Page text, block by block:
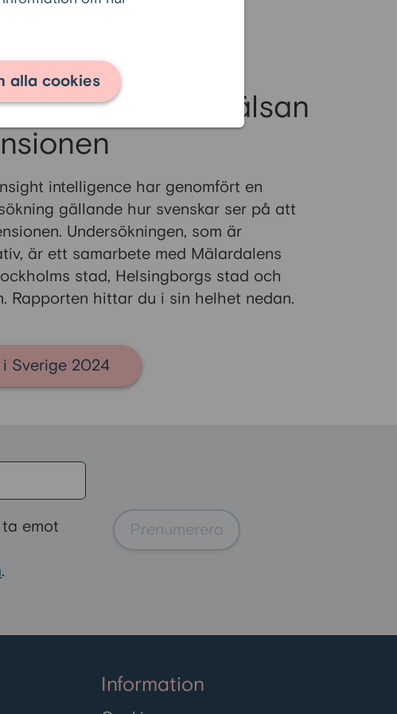
alla cookies
renoveringen. Som pensionär
äldrevården, hälsan
intelligence har genomfört en
gällande hur svenskar ser på att
Undersökningen, som är
är ett samarbete med Mälardalens
stad, Helsingborgs stad och
Rapporten hittar du i sin helhet nedan.
Sverige 2024
emot
.
Prenumerera
Information